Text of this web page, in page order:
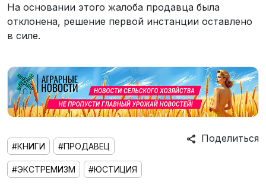
На основании этого жалоба продавца была
отклонена, решение первой инстанции оставлено
в силе.
Поделиться
#КНИГИ #ПРОДАВЕЦ
#ЭКСТРЕМИЗМ #ЮСТИЦИЯ